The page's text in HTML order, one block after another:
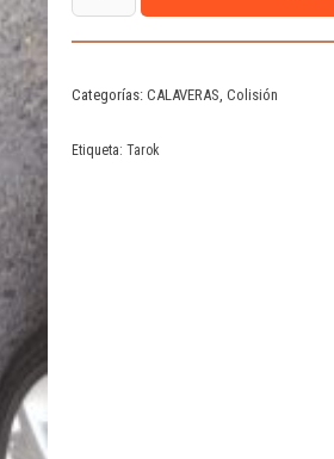
Categorías: CALAVERAS Colisión
Etiqueta: Tarok